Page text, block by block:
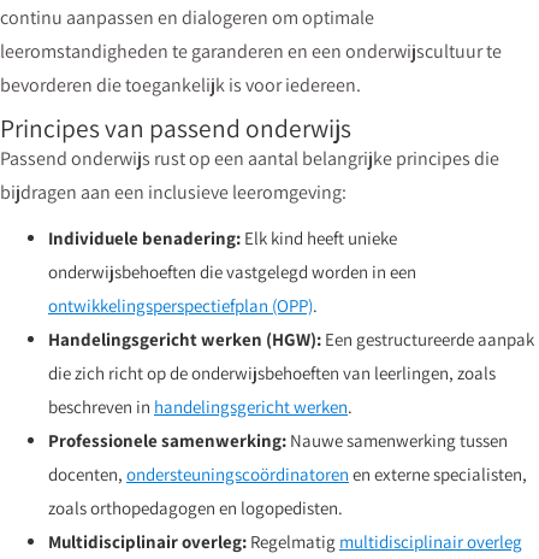
continu aanpassen en dialogeren om optimale
leeromstandigheden te garanderen en een onderwijscultuur te
bevorderen die toegankelijk is voor iedereen.
Principes van passend onderwijs
Passend onderwijs rust op een aantal belangrijke principes die
bijdragen aan een inclusieve leeromgeving:
Individuele benadering: Elk kind heeft unieke
onderwijsbehoeften die vastgelegd worden in een
ontwikkelingsperspectiefplan (OPP).
Handelingsgericht werken (HGW): Een gestructureerde aanpak
die zich richt op de onderwijsbehoeften van leerlingen, zoals
beschreven in handelingsgericht werken.
Professionele samenwerking: Nauwe samenwerking tussen
docenten, ondersteuningscoördinatoren en externe specialisten,
zoals orthopedagogen en logopedisten.
Multidisciplinair overleg: Regelmatig multidisciplinair overleg